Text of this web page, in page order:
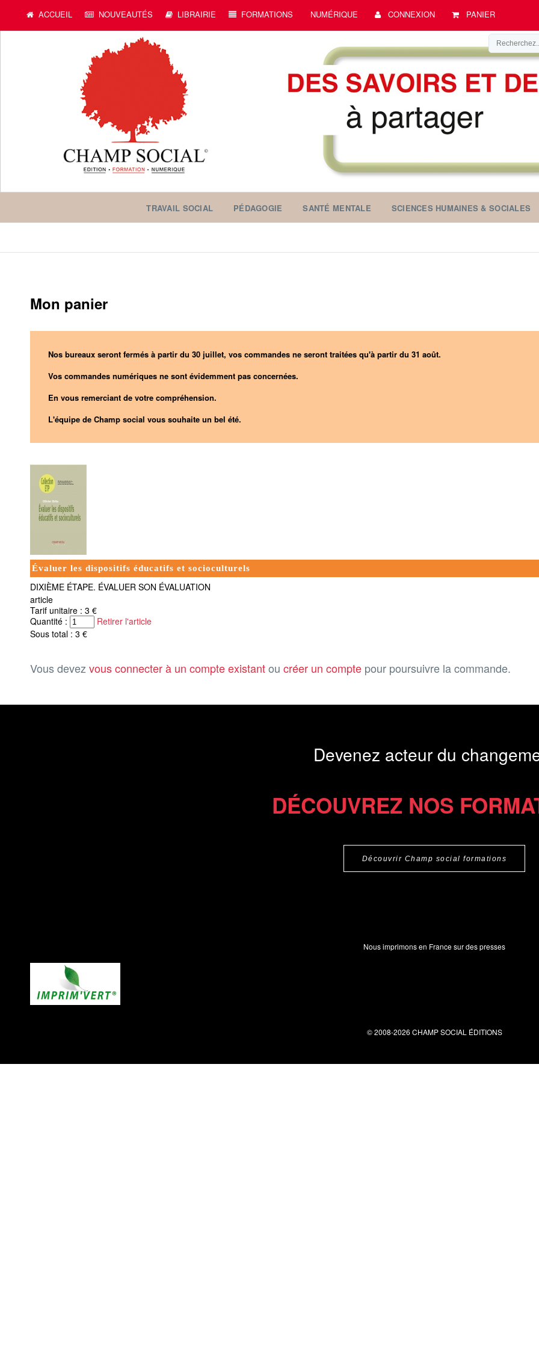
ACCUEIL NOUVEAUTÉS LIBRAIRIE FORMATIONS NUMÉRIQUE CONNEXION PANIER
TRAVAIL SOCIAL PÉDAGOGIE SANTÉ MENTALE SCIENCES HUMAINES & SOCIALES
Mon panier
Nos bureaux seront fermés à partir du 30 juillet, vos commandes ne seront traitées qu'à partir du 31 août.
Vos commandes numériques ne sont évidemment pas concernées.
En vous remerciant de votre compréhension.
L'équipe de Champ social vous souhaite un bel été.
Évaluer les dispositifs éducatifs et socioculturels
DIXIÈME ÉTAPE. ÉVALUER SON ÉVALUATION
article
Tarif unitaire : 3 €
Quantité :
Retirer l'article
Sous total : 3 €
Vous devezvous connecter à un compte existantou créer un compte pour poursuivre la commande.
Devenez acteur du
DÉCOUVREZ NOS
Découvrir Champ social formations
Nous imprimons en France sur des presses
© 2008-2026 CHAMP SOCIAL ÉDITIONS